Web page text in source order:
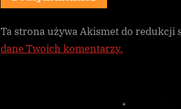
Ta strona używa Akismet do redukcji
dane Twoich komentarzy.